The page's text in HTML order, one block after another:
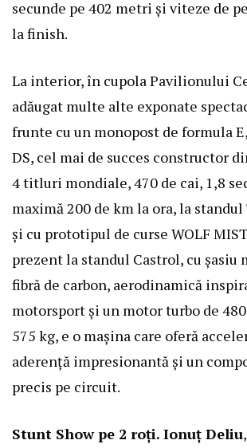
secunde pe 402 metri și viteze de
la finish.
La interior, în cupola Pavilionului
adăugat multe alte exponate
frunte cu un monopost de formula
DS, cel mai de succes constructor
4 titluri mondiale, 470 de cai, 1,8
maximă 200 de km la ora, la
și cu prototipul de curse WOLF
prezent la standul Castrol, cu șasiu
fibră de carbon, aerodinamică
motorsport și un motor turbo de 480
575 kg, e o mașina care oferă
aderență impresionantă și un
precis pe circuit.
Stunt Show pe 2 roți. Ionuț Deliu